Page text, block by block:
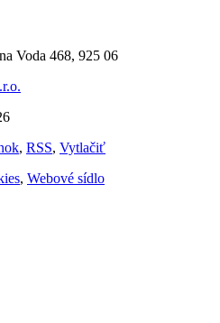
Voda 468, 925 06
, RSS, Vytlačiť
, Webové sídlo